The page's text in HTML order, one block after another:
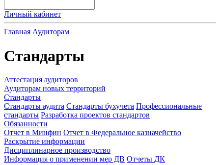
Личный кабинет
Главная Аудиторам
Стандарты
Аттестация аудиторов
Аудиторам новых территорий
Стандарты
Стандарты аудита Стандарты бухучета Профессиональные
стандарты Разработка проектов стандартов
Обязанности
Отчет в Минфин Отчет в Федеральное казначейство
Раскрытие информации
Дисциплинарное производство
Информация о применении мер ДВ Отчеты ДК